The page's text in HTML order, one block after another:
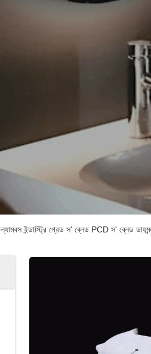
ল্যামবস ইন্ডাস্ট্রি গ্রেড স' ব্লেড PCD স' ব্লেড